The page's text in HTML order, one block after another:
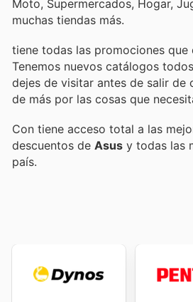
Moto, Supermercados, Hogar,
muchas tiendas más.
tiene todas las promociones que
Tenemos nuevos catálogos
dejes de visitar antes de salir de
de más por las cosas que
Con tiene acceso total a las
descuentos de Asus y todas las
país.